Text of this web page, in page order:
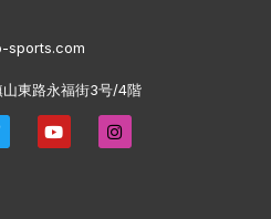
sports.com
東路永福街3号/4階